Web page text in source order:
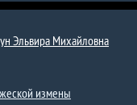
Эльвира Михайловна
измены